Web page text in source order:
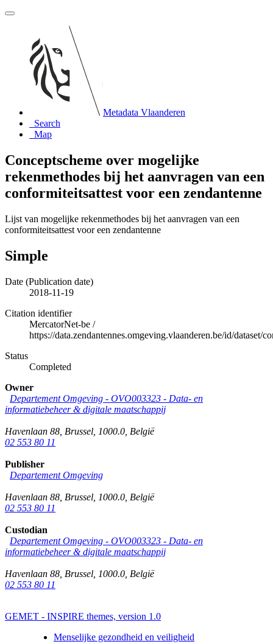
Metadata Vlaanderen
Search
Map
Conceptscheme over mogelijke
rekenmethodes bij het aanvragen van een
conformiteitsattest voor een zendantenne
Lijst van mogelijke rekenmethodes bij het aanvragen van een
conformiteitsattest voor een zendantenne
Simple
Date (Publication date)
2018-11-19
Citation identifier
MercatorNet-be /
https://data.zendantennes.omgeving.vlaanderen.be/id/dataset/
Status
Completed
Owner
Departement Omgeving - OVO003323 - Data- en
informatiebeheer & digitale maatschappij
Havenlaan 88 Brussel 1000.0 België
02 553 80 11
Publisher
Departement Omgeving
Havenlaan 88 Brussel 1000.0 België
02 553 80 11
Custodian
Departement Omgeving - OVO003323 - Data- en
informatiebeheer & digitale maatschappij
Havenlaan 88 Brussel 1000.0 België
02 553 80 11
GEMET - INSPIRE themes, version 1.0
Menselijke gezondheid en veiligheid